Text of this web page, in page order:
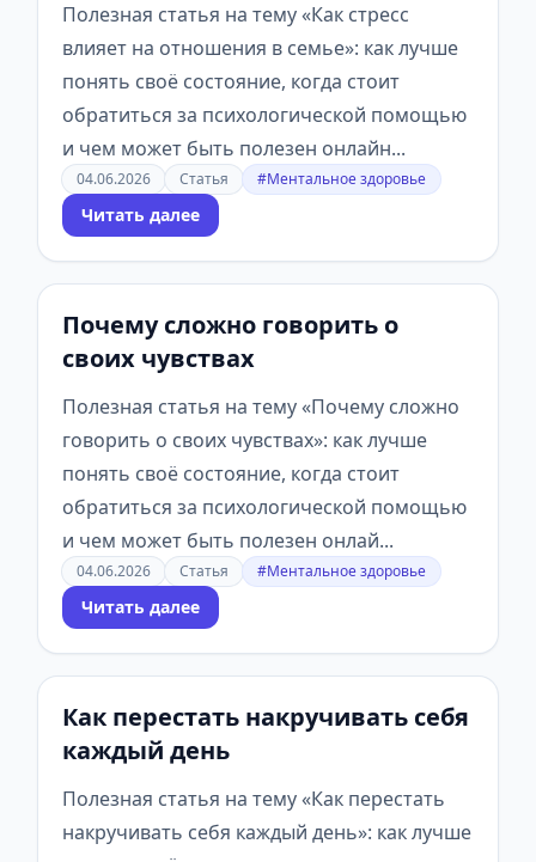
Полезная статья на тему «Как стресс
влияет на отношения в семье»: как лучше
понять своё состояние, когда стоит
обратиться за психологической помощью
и чем может быть полезен онлайн...
04.06.2026 Статья #Ментальное здоровье
Читать далее
Почему сложно говорить о
своих чувствах
Полезная статья на тему «Почему сложно
говорить о своих чувствах»: как лучше
понять своё состояние, когда стоит
обратиться за психологической помощью
и чем может быть полезен онлай...
04.06.2026 Статья #Ментальное здоровье
Читать далее
Как перестать накручивать себя
каждый день
Полезная статья на тему «Как перестать
накручивать себя каждый день»: как лучше